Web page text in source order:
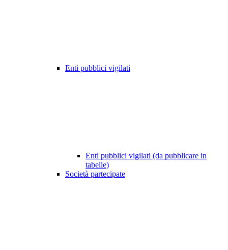
Enti pubblici vigilati
Enti pubblici vigilati (da pubblicare in
tabelle)
Società partecipate